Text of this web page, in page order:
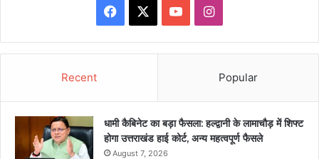
Facebook YouTubeInstagram
Recent Popular
धामी कैबिनेट का बड़ा फैसला: हल्द्वानी के लामाचौड़ में शिफ्ट
होगा उत्तराखंड हाई कोर्ट, अन्य महत्वपूर्ण फैसले
August 7, 2026